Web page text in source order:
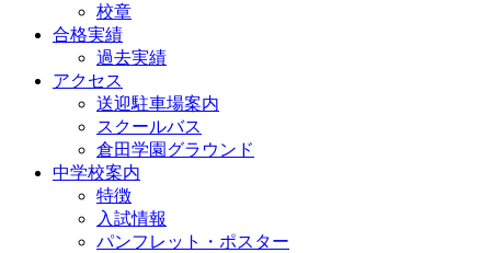
校章
合格実績
過去実績
アクセス
送迎駐車場案内
スクールバス
倉田学園グラウンド
中学校案内
特徴
入試情報
パンフレット・ポスター